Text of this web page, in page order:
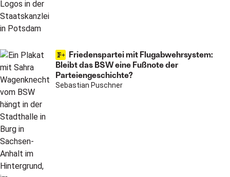
Friedenspartei mit Flugabwehrsystem:
Bleibt das BSW eine Fußnote der
Parteiengeschichte?
Sebastian Puschner